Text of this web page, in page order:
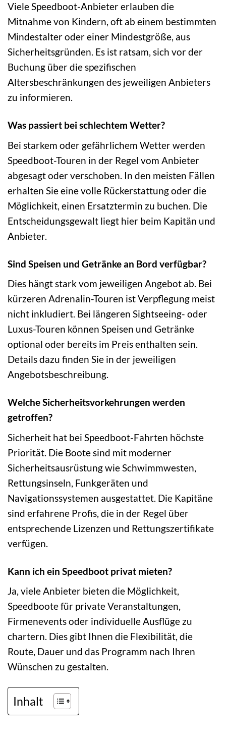
Viele Speedboot-Anbieter erlauben die
Mitnahme von Kindern, oft ab einem bestimmten
Mindestalter oder einer Mindestgröße, aus
Sicherheitsgründen. Es ist ratsam, sich vor der
Buchung über die spezifischen
Altersbeschränkungen des jeweiligen Anbieters
zu informieren.
Was passiert bei schlechtem Wetter?
Bei starkem oder gefährlichem Wetter werden
Speedboot-Touren in der Regel vom Anbieter
abgesagt oder verschoben. In den meisten Fällen
erhalten Sie eine volle Rückerstattung oder die
Möglichkeit, einen Ersatztermin zu buchen. Die
Entscheidungsgewalt liegt hier beim Kapitän und
Anbieter.
Sind Speisen und Getränke an Bord verfügbar?
Dies hängt stark vom jeweiligen Angebot ab. Bei
kürzeren Adrenalin-Touren ist Verpflegung meist
nicht inkludiert. Bei längeren Sightseeing- oder
Luxus-Touren können Speisen und Getränke
optional oder bereits im Preis enthalten sein.
Details dazu finden Sie in der jeweiligen
Angebotsbeschreibung.
Welche Sicherheitsvorkehrungen werden
getroffen?
Sicherheit hat bei Speedboot-Fahrten höchste
Priorität. Die Boote sind mit moderner
Sicherheitsausrüstung wie Schwimmwesten,
Rettungsinseln, Funkgeräten und
Navigationssystemen ausgestattet. Die Kapitäne
sind erfahrene Profis, die in der Regel über
entsprechende Lizenzen und Rettungszertifikate
verfügen.
Kann ich ein Speedboot privat mieten?
Ja, viele Anbieter bieten die Möglichkeit,
Speedboote für private Veranstaltungen,
Firmenevents oder individuelle Ausflüge zu
chartern. Dies gibt Ihnen die Flexibilität, die
Route, Dauer und das Programm nach Ihren
Wünschen zu gestalten.
Inhalt